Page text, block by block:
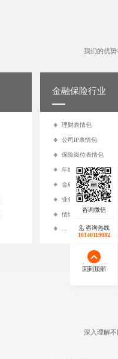
我们的优
金融保险行业
理财表情包
公司IP表情包
保险岗位表情包
年终总结表情包
金融知识表情包
业务场景类表情包
情绪表达类表情包
...
深入理解
咨询热线
18140119082
回到顶部